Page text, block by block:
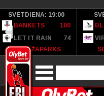
SVĒTDIENA: 19:00
BANKETS
100
LET IT RAIN
74
SC MEŽAPARKS